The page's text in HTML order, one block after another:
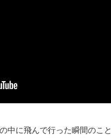
中に飛んで行った瞬間のこ